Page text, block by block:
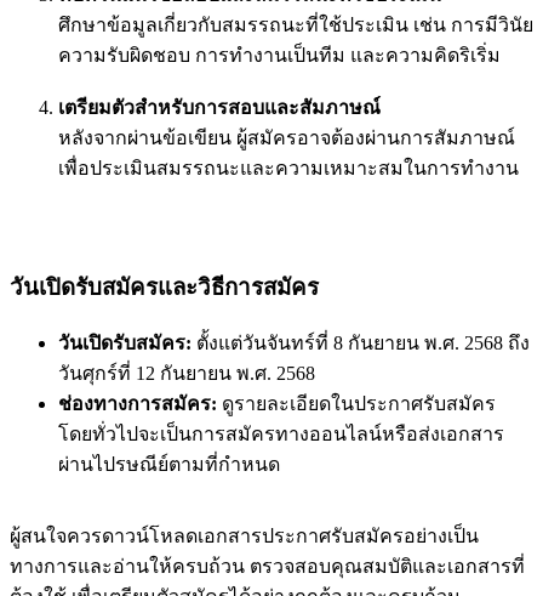
ศึกษาข้อมูลเกี่ยวกับสมรรถนะที่ใช้ประเมิน เช่น การมีวินัย
ความรับผิดชอบ การทำงานเป็นทีม และความคิดริเริ่ม
เตรียมตัวสำหรับการสอบและสัมภาษณ์
หลังจากผ่านข้อเขียน ผู้สมัครอาจต้องผ่านการสัมภาษณ์
เพื่อประเมินสมรรถนะและความเหมาะสมในการทำงาน
วันเปิดรับสมัครและวิธีการสมัคร
วันเปิดรับสมัคร: ตั้งแต่วันจันทร์ที่ 8 กันยายน พ.ศ. 2568 ถึง
วันศุกร์ที่ 12 กันยายน พ.ศ. 2568
ช่องทางการสมัคร: ดูรายละเอียดในประกาศรับสมัคร
โดยทั่วไปจะเป็นการสมัครทางออนไลน์หรือส่งเอกสาร
ผ่านไปรษณีย์ตามที่กำหนด
ผู้สนใจควรดาวน์โหลดเอกสารประกาศรับสมัครอย่างเป็น
ทางการและอ่านให้ครบถ้วน ตรวจสอบคุณสมบัติและเอกสารที่